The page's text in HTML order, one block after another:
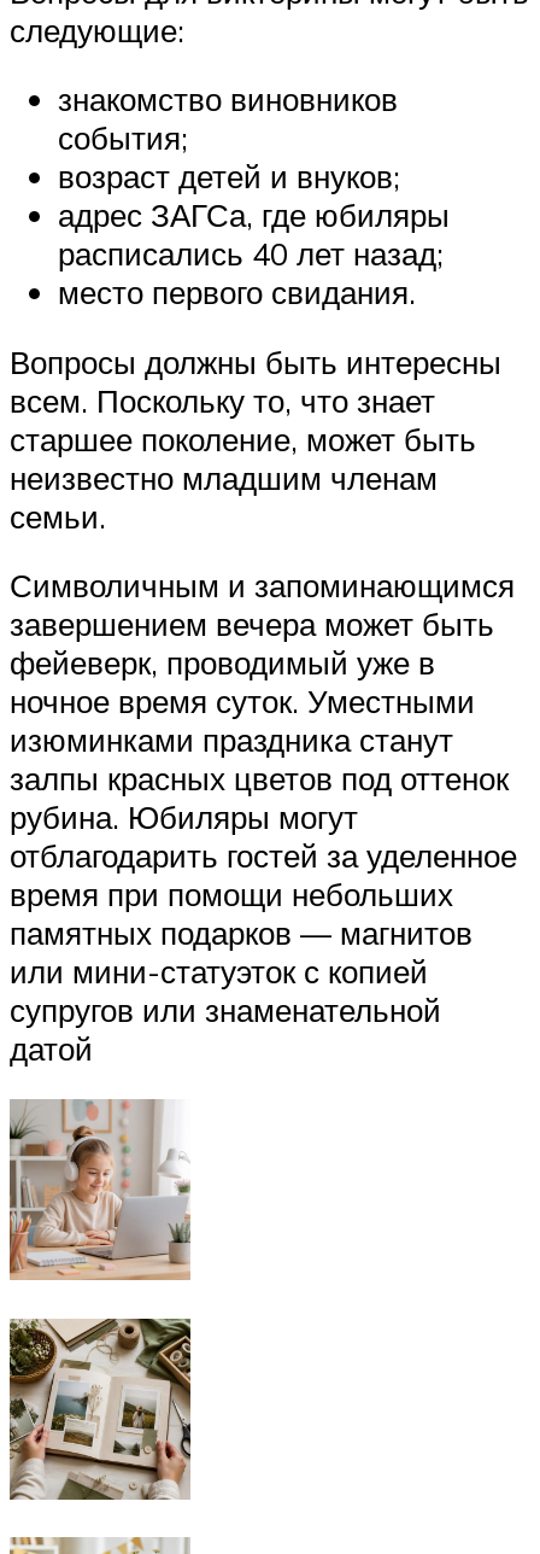
следующие:
знакомство виновников
события;
возраст детей и внуков;
адрес ЗАГСа, где юбиляры
расписались 40 лет назад;
место первого свидания.
Вопросы должны быть интересны
всем. Поскольку то, что знает
старшее поколение, может быть
неизвестно младшим членам
семьи.
Символичным и запоминающимся
завершением вечера может быть
фейеверк, проводимый уже в
ночное время суток. Уместными
изюминками праздника станут
залпы красных цветов под оттенок
рубина. Юбиляры могут
отблагодарить гостей за уделенное
время при помощи небольших
памятных подарков — магнитов
или мини-статуэток с копией
супругов или знаменательной
датой